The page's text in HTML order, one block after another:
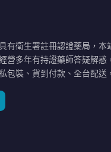
有衛生署註冊認證藥局，本
營多年有持證藥師答疑解惑
包裝、貨到付款、全台配送